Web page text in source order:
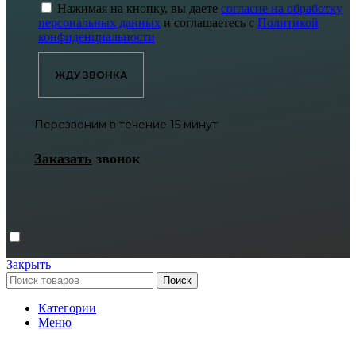
Нажимая на кнопку, вы даете согласие на обработку
персональных данных и соглашаетесь с Политикой
конфиденциальности
ЖДУ ЗВОНКА
Перезвоним в течение 15 минут
Заказать звонок
Закрыть
Поиск
Категории
Меню